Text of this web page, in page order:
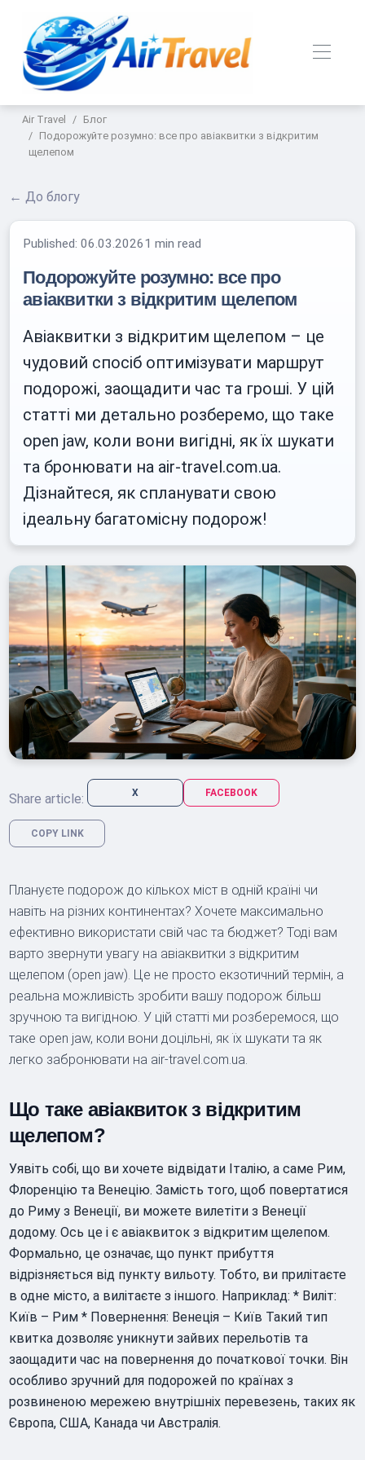
Air Travel
Блог
Подорожуйте розумно: все про авіаквитки з відкритим
щелепом
← До блогу
Published:06.03.20261 min read
Подорожуйте розумно: все про
авіаквитки з відкритим щелепом
Авіаквитки з відкритим щелепом – це
чудовий спосіб оптимізувати маршрут
подорожі, заощадити час та гроші. У цій
статті ми детально розберемо, що таке
open jaw, коли вони вигідні, як їх шукати
та бронювати на air-travel.com.ua.
Дізнайтеся, як спланувати свою
ідеальну багатомісну подорож!
Share article: X FACEBOOK
COPY LINK
Плануєте подорож до кількох міст в одній країні чи
навіть на різних континентах? Хочете максимально
ефективно використати свій час та бюджет? Тоді вам
варто звернути увагу на авіаквитки з відкритим
щелепом (open jaw). Це не просто екзотичний термін, а
реальна можливість зробити вашу подорож більш
зручною та вигідною. У цій статті ми розберемося, що
таке open jaw, коли вони доцільні, як їх шукати та як
легко забронювати на air-travel.com.ua.
Що таке авіаквиток з відкритим
щелепом?
Уявіть собі, що ви хочете відвідати Італію, а саме Рим,
Флоренцію та Венецію. Замість того, щоб повертатися
до Риму з Венеції, ви можете вилетіти з Венеції
додому. Ось це і є авіаквиток з відкритим щелепом.
Формально, це означає, що пункт прибуття
відрізняється від пункту вильоту. Тобто, ви прилітаєте
в одне місто, а вилітаєте з іншого. Наприклад: * Виліт:
Київ – Рим * Повернення: Венеція – Київ Такий тип
квитка дозволяє уникнути зайвих перельотів та
заощадити час на повернення до початкової точки. Він
особливо зручний для подорожей по країнах з
розвиненою мережею внутрішніх перевезень, таких як
Європа, США, Канада чи Австралія.